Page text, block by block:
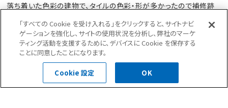
落ち着いた色彩の建物で、タイルの色彩・形が多かったので補修跡
特にタイル補修工事の仕上げには気を付けました。
立地は隣地の畑や正面に公園などがあったためその周りでの作業
時は安全に
気を付け作業を行いました。
前の記事へ 次の記事へ
「すべての Cookie を受け入れる」をクリックすると、サイトナビ
ゲーションを強化し、サイトの使用状況を分析し、弊社のマーケ
ティング活動を支援するために、デバイスに Cookie を保存する
ことに同意したことになります。
Cookie 設定 OK